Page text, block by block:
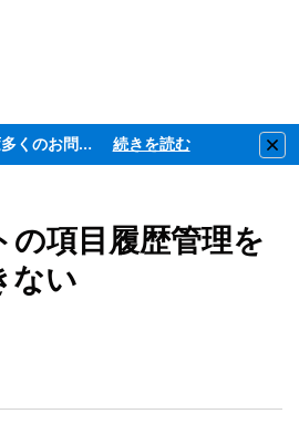
ただいま大変多くのお問い合わせをいただいており、ご連絡までにお時間を頂戴しております 続きを読む
の項目履歴管理を
ない